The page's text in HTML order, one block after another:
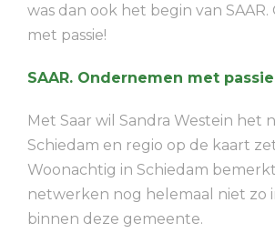
was dan ook het begin van
met passie!
SAAR. Ondernemen met
Met Saar wil Sandra Westein het
Schiedam en regio op de kaart
Woonachtig in Schiedam
netwerken nog helemaal niet zo
binnen deze gemeente.